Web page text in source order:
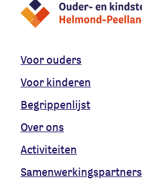
Voor ouders
Voor kinderen
Begrippenlijst
Over ons
Activiteiten
Samenwerkingspartners